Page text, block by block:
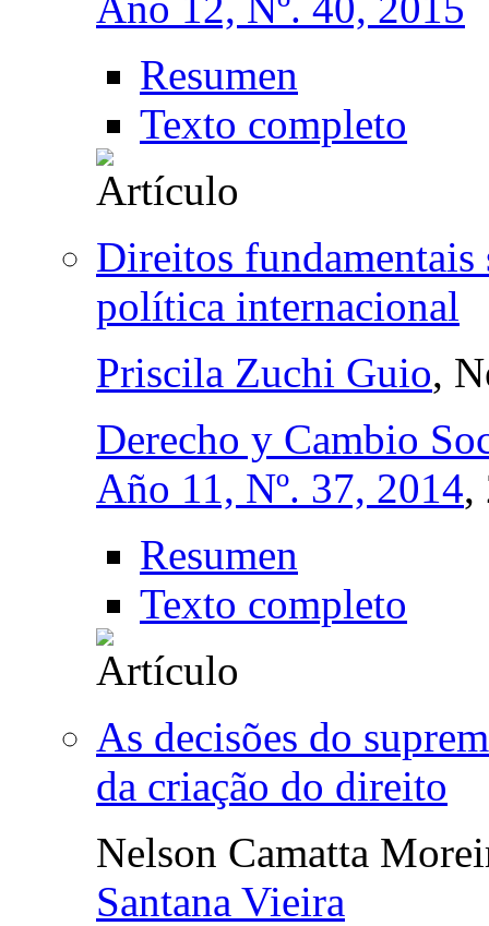
Resumen
Texto completo
Direitos
política internacional
Priscila Zuchi Guio,
Derecho y Cambio
Año 11, Nº. 37, 2014,
Resumen
Texto completo
As decisões do
da criação do direito
Nelson Camatta
Santana Vieira